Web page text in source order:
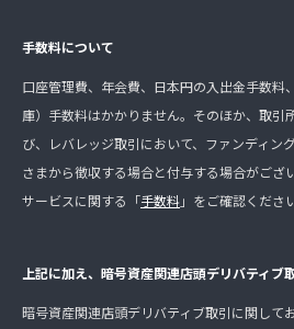
手数料について
口座管理費、年会費、日本円の入出金手数料
庫）手数料はかかりません。そのほか、取引
び、レバレッジ取引において、ファンディン
さまから徴収する場合と付与する場合がござ
サービスに関する「手数料」をご確認ください
上記に加え、暗号資産関連店頭デリバティブ
暗号資産関連店頭デリバティブ取引に関して